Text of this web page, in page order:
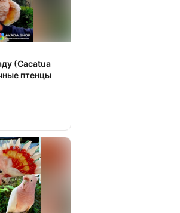
(Cacatua
птенцы